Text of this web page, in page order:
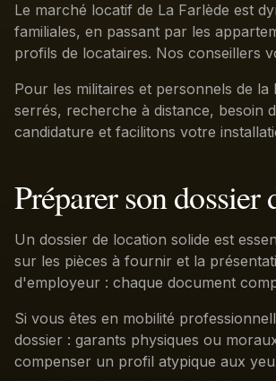
Le marché locatif de La Farlède est
familiales, en passant par les
profils de locataires. Nos conseillers
Pour les militaires et personnels de
serrés, recherche à distance, besoin
candidature et facilitons votre
Préparer son dossier
Un dossier de location solide est
sur les pièces à fournir et la
d'employeur : chaque document
Si vous êtes en mobilité
dossier : garants physiques ou
compenser un profil atypique aux